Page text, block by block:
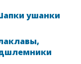
ушанки